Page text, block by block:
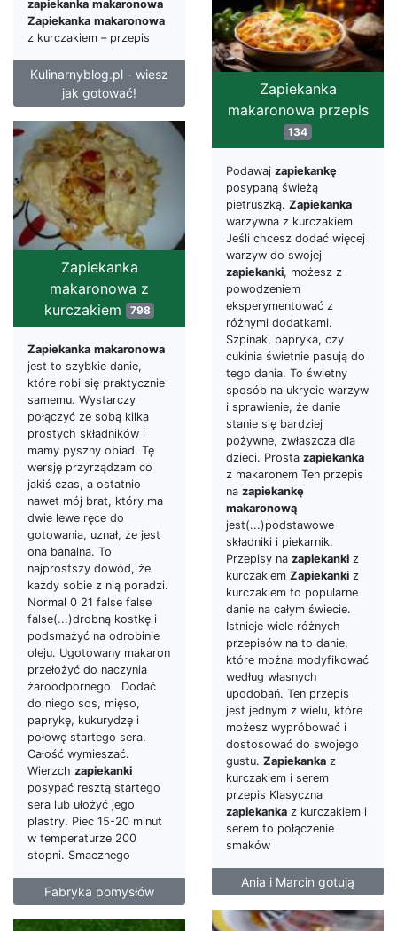
zapiekanka makaronowa
Zapiekanka makaronowa
z kurczakiem – przepis
Kulinarnyblog.pl - wiesz
jak gotować!
Zapiekanka
makaronowa przepis
134
Podawaj zapiekankę
posypaną świeżą
pietruszką. Zapiekanka
warzywna z kurczakiem
Jeśli chcesz dodać więcej
warzyw do swojej
zapiekanki, możesz z
powodzeniem
eksperymentować z
różnymi dodatkami.
Szpinak, papryka, czy
cukinia świetnie pasują do
tego dania. To świetny
sposób na ukrycie warzyw
i sprawienie, że danie
stanie się bardziej
pożywne, zwłaszcza dla
dzieci. Prosta zapiekanka
z makaronem Ten przepis
na zapiekankę
makaronową
jest(...)podstawowe
składniki i piekarnik.
Przepisy na zapiekanki z
kurczakiem Zapiekanki z
kurczakiem to popularne
danie na całym świecie.
Istnieje wiele różnych
przepisów na to danie,
które można modyfikować
według własnych
upodobań. Ten przepis
jest jednym z wielu, które
możesz wypróbować i
dostosować do swojego
gustu. Zapiekanka z
kurczakiem i serem
przepis Klasyczna
zapiekanka z kurczakiem i
serem to połączenie
smaków
Ania i Marcin gotują
Zapiekanka
makaronowa z
kurczakiem
798
Zapiekanka makaronowa
jest to szybkie danie,
które robi się praktycznie
samemu. Wystarczy
połączyć ze sobą kilka
prostych składników i
mamy pyszny obiad. Tę
wersję przyrządzam co
jakiś czas, a ostatnio
nawet mój brat, który ma
dwie lewe ręce do
gotowania, uznał, że jest
ona banalna. To
najprostszy dowód, że
każdy sobie z nią poradzi.
Normal 0 21 false false
false(...)drobną kostkę i
podsmażyć na odrobinie
oleju. Ugotowany makaron
przełożyć do naczynia
żaroodpornego Dodać
do niego sos, mięso,
paprykę, kukurydzę i
połowę startego sera.
Całość wymieszać.
Wierzch zapiekanki
posypać resztą startego
sera lub ułożyć jego
plastry. Piec 15-20 minut
w temperaturze 200
stopni. Smacznego
Fabryka pomysłów